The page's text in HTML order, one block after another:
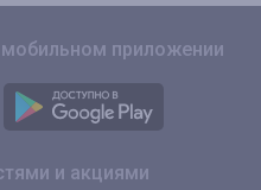
приложении
и акциями